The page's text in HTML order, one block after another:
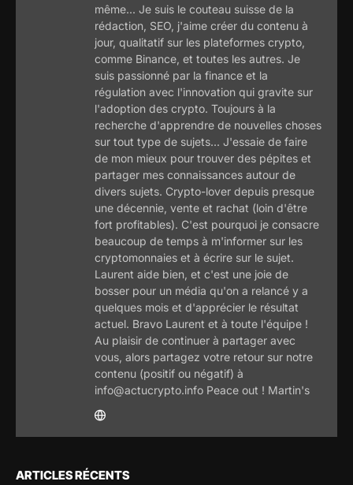
même... Je suis le couteau suisse de la
rédaction, SEO, j'aime créer du contenu à
jour, qualitatif sur les plateformes crypto,
comme Binance, et toutes les autres. Je
suis passionné par la finance et la
régulation avec l'innovation qui gravite sur
l'adoption des crypto. Toujours à la
recherche d'apprendre de nouvelles choses
sur tout type de sujets... J'essaie de faire
de mon mieux pour trouver des pépites et
partager mes connaissances autour de
divers sujets. Crypto-lover depuis presque
une décennie, vente et rachat (loin d'être
fort profitables). C'est pourquoi je consacre
beaucoup de temps à m'informer sur les
cryptomonnaies et à écrire sur le sujet.
Laurent aide bien, et c'est une joie de
bosser pour un média qu'on a relancé y a
quelques mois et d'apprécier le résultat
actuel. Bravo Laurent et à toute l'équipe !
Au plaisir de continuer à partager avec
vous, alors partagez votre retour sur notre
contenu (positif ou négatif) à
info@actucrypto.info Peace out ! Martin's
ARTICLES RÉCENTS